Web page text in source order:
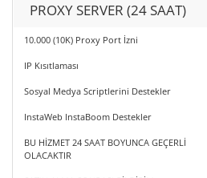
PROXY SERVER (24 SAAT)
10.000 (10K) Proxy Port İzni
IP Kısıtlaması
Sosyal Medya Scriptlerini Destekler
InstaWeb InstaBoom Destekler
BU HİZMET 24 SAAT BOYUNCA GEÇERLİ
OLACAKTIR